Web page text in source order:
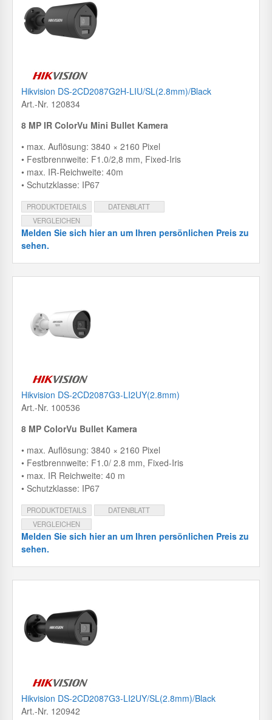
Hikvision DS-2CD2087G2H-LIU/SL(2.8mm)/Black
Art.-Nr. 120834
8 MP IR ColorVu Mini Bullet Kamera
• max. Auflösung: 3840 × 2160 Pixel
• Festbrennweite: F1.0/2,8 mm, Fixed-Iris
• max. IR-Reichweite: 40m
• Schutzklasse: IP67
PRODUKTDETAILS
DATENBLATT
VERGLEICHEN
Melden Sie sich hier an um Ihren persönlichen Preis zu
sehen.
Hikvision DS-2CD2087G3-LI2UY(2.8mm)
Art.-Nr. 100536
8 MP ColorVu Bullet Kamera
• max. Auflösung: 3840 × 2160 Pixel
• Festbrennweite: F1.0/ 2.8 mm, Fixed-Iris
• max. IR Reichweite: 40 m
• Schutzklasse: IP67
PRODUKTDETAILS
DATENBLATT
VERGLEICHEN
Melden Sie sich hier an um Ihren persönlichen Preis zu
sehen.
Hikvision DS-2CD2087G3-LI2UY/SL(2.8mm)/Black
Art.-Nr. 120942